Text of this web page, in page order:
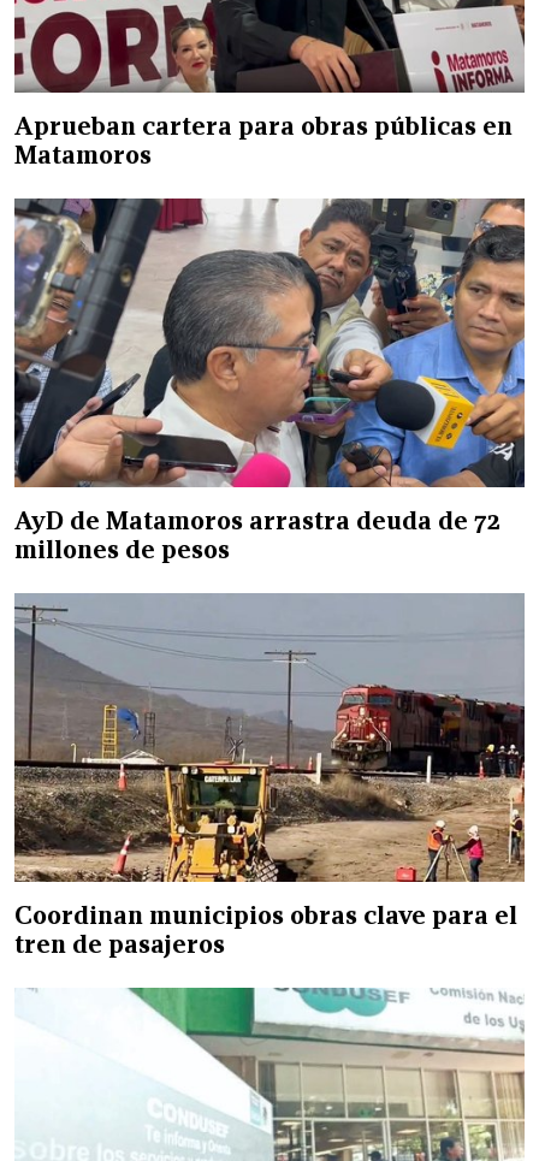
Aprueban cartera para obras públicas en
Matamoros
AyD de Matamoros arrastra deuda de 72
millones de pesos
Coordinan municipios obras clave para el
tren de pasajeros